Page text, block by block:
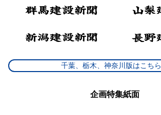
千葉、栃木、神奈川版はこちら
企画特集紙面